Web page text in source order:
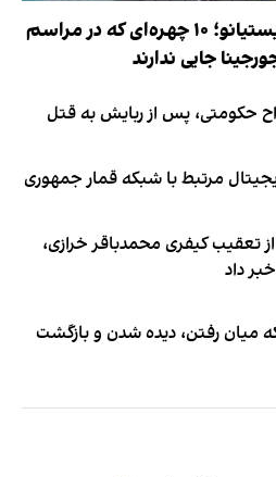
لیست ممنوعه کریستیانو؛ ۱۰ چهره‌ای که در مراسم
جایی ندارند
حکومتی، پس از ربایش به قتل
مرتبط با شبکه قمار جمهوری
تعقیب کیفری محمدباقر خرازی،
داد
میان رفتن، دیده شدن و بازگشت